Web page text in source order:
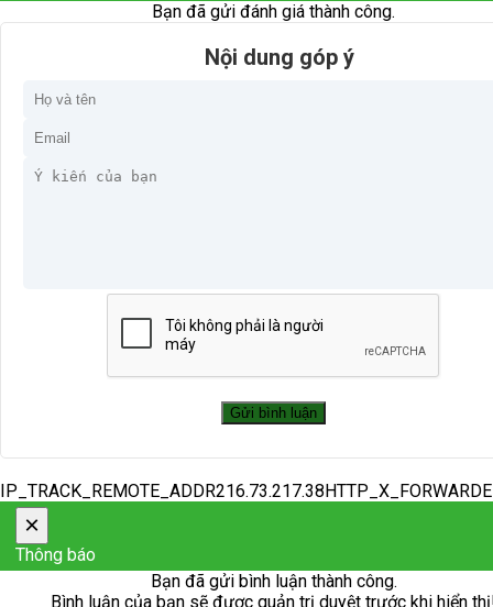
Bạn đã gửi đánh giá thành công.
Nội dung góp ý
×
Thông báo
Bạn đã gửi bình luận thành công.
Bình luận của bạn sẽ được quản trị duyệt trước khi hiển